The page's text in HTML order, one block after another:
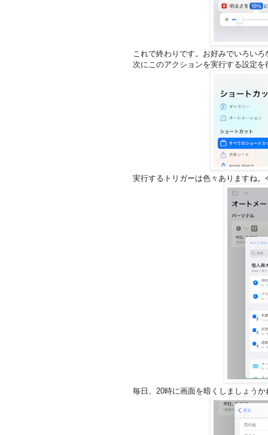
これで終わりです。お好みでいろい
次にこのアクションを実行する設定
実行するトリガーは色々ありますね
毎日、20時に画面を暗くしましょうか